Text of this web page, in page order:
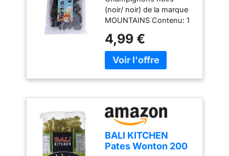
(noir/ noir) de la marque
MOUNTAINS Contenu: 1
d'origine: Chine De la
marque MOUNTAINS
Qualité supérieure
4,99 €
BALI KITCHEN
Pates Wonton 200